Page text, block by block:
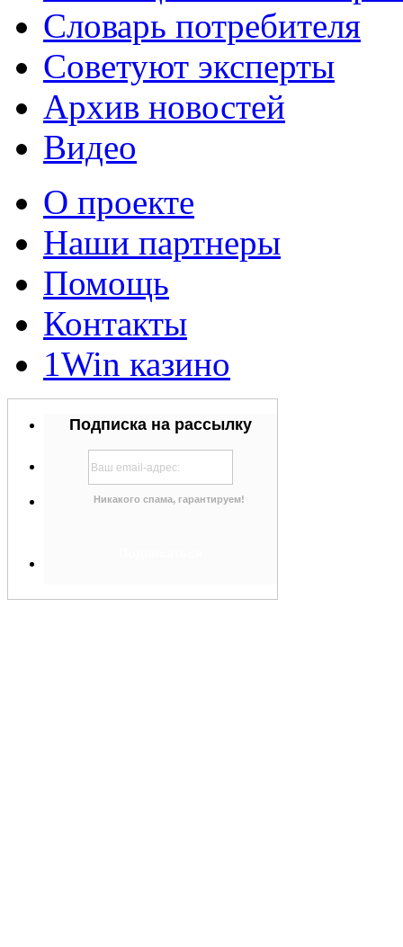
Словарь потребителя
Советуют эксперты
Архив новостей
Видео
О проекте
Наши партнеры
Помощь
Контакты
1Win казино
Подписка на рассылку
Никакого спама, гарантируем!